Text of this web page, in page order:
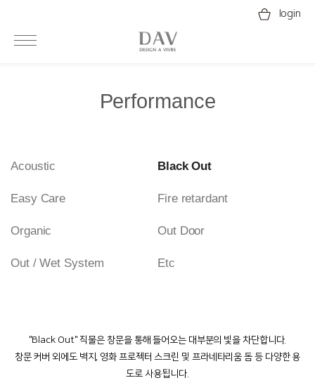
login
Performance
Acoustic Black Out
Easy Care Fire retardant
Organic Out Door
Out / Wet System Etc
"Black Out" 직물은 창문을 통해 들어오는 대부분의 빛을 차단합니다.
창문 커버 외에도 벽지, 영화 프로젝터 스크린 및 프라네타리움 돔 등 다양한 용
도로 사용됩니다.